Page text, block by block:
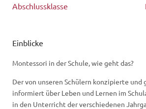
Abschlussklasse
Einblicke
Montessori in der Schule, wie geht das?
Der von unseren Schülern konzipierte und
informiert über Leben und Lernen im
in den Unterricht der verschiedenen